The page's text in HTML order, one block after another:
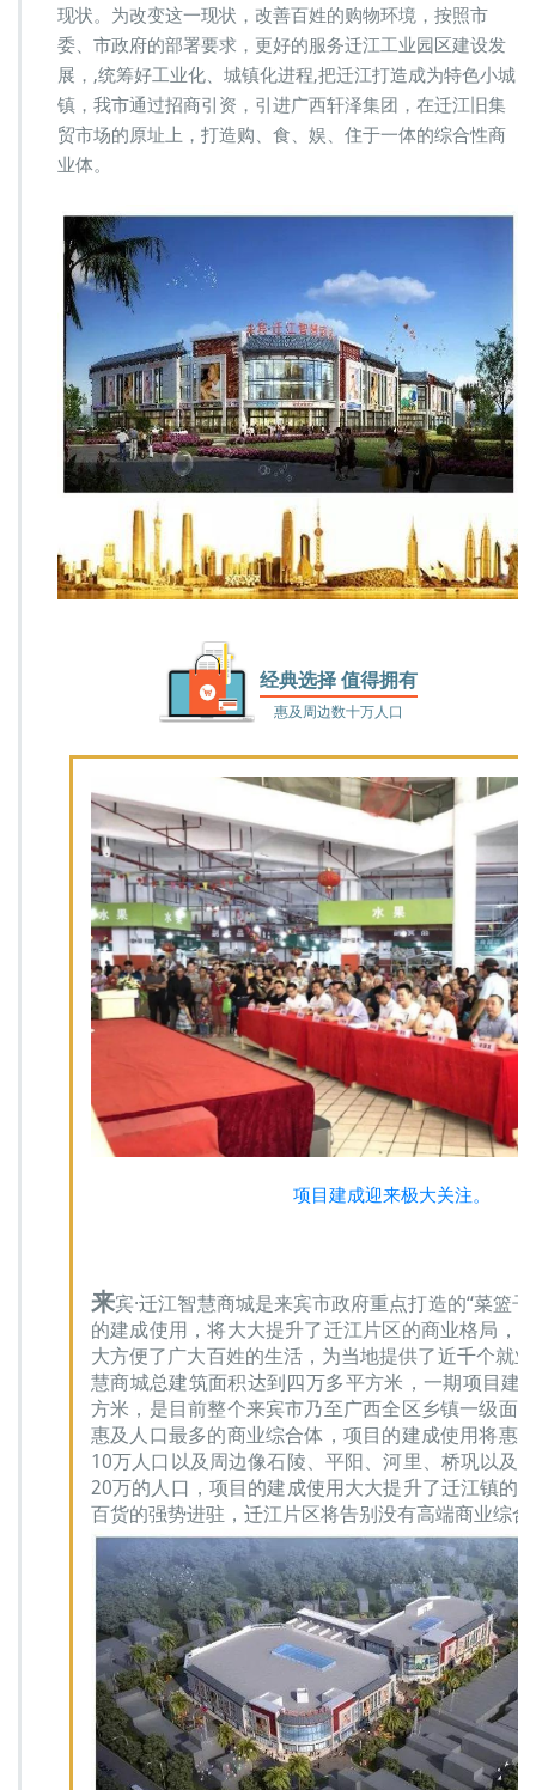
现状。为改变这一现状，改善百姓的购物环境，按照市
委、市政府的部署要求，更好的服务迁江工业园区建设发
展，,统筹好工业化、城镇化进程,把迁江打造成为特色小城
镇，我市通过招商引资，引进广西轩泽集团，在迁江旧集
贸市场的原址上，打造购、食、娱、住于一体的综合性商
业体。
经典选择 值得拥有
惠及周边数十万人口
项目建成迎来极大关注。
来宾·迁江智慧商城是来宾市政府重点打造的“菜篮
的建成使用，将大大提升了迁江片区的商业格局，
大方便了广大百姓的生活，为当地提供了近千个就
慧商城总建筑面积达到四万多平方米，一期项目建
方米，是目前整个来宾市乃至广西全区乡镇一级面
惠及人口最多的商业综合体，项目的建成使用将惠
10万人口以及周边像石陵、平阳、河里、桥巩以及
20万的人口，项目的建成使用大大提升了迁江镇的
百货的强势进驻，迁江片区将告别没有高端商业综